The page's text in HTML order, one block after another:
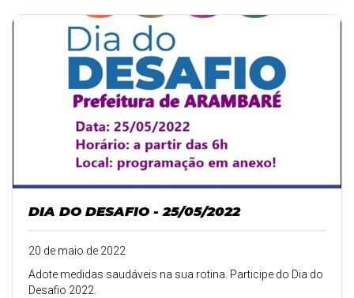
DIA DO DESAFIO - 25/05/2022
20 de maio de 2022
Adote medidas saudáveis na sua rotina. Participe do Dia do
Desafio 2022.